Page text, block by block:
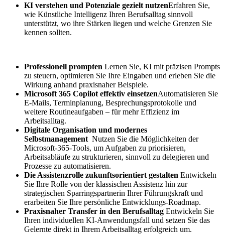
KI verstehen und Potenziale gezielt nutzenErfahren Sie,
wie Künstliche Intelligenz Ihren Berufsalltag sinnvoll
unterstützt, wo ihre Stärken liegen und welche Grenzen Sie
kennen sollten.
Professionell prompten Lernen Sie, KI mit präzisen Prompts
zu steuern, optimieren Sie Ihre Eingaben und erleben Sie die
Wirkung anhand praxisnaher Beispiele.
Microsoft 365 Copilot effektiv einsetzenAutomatisieren Sie
E-Mails, Terminplanung, Besprechungsprotokolle und
weitere Routineaufgaben – für mehr Effizienz im
Arbeitsalltag.
Digitale Organisation und modernes
Selbstmanagement Nutzen Sie die Möglichkeiten der
Microsoft-365-Tools, um Aufgaben zu priorisieren,
Arbeitsabläufe zu strukturieren, sinnvoll zu delegieren und
Prozesse zu automatisieren.
Die Assistenzrolle zukunftsorientiert gestalten Entwickeln
Sie Ihre Rolle von der klassischen Assistenz hin zur
strategischen Sparringspartnerin Ihrer Führungskraft und
erarbeiten Sie Ihre persönliche Entwicklungs-Roadmap.
Praxisnaher Transfer in den Berufsalltag Entwickeln Sie
Ihren individuellen KI-Anwendungsfall und setzen Sie das
Gelernte direkt in Ihrem Arbeitsalltag erfolgreich um.